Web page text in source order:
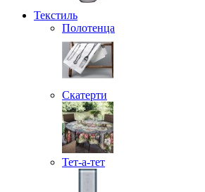
Текстиль
Полотенца
Скатерти
Тет-а-тет